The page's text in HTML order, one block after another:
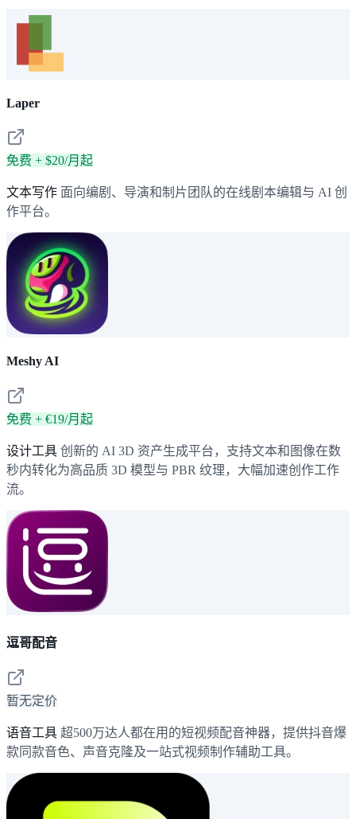
Laper
免费 + $20/月起
文本写作 面向编剧、导演和制片团队的在线剧本编辑与 AI 创
作平台。
Meshy AI
免费 + €19/月起
设计工具 创新的 AI 3D 资产生成平台，支持文本和图像在数
秒内转化为高品质 3D 模型与 PBR 纹理，大幅加速创作工作
流。
逗哥配音
暂无定价
语音工具 超500万达人都在用的短视频配音神器，提供抖音爆
款同款音色、声音克隆及一站式视频制作辅助工具。